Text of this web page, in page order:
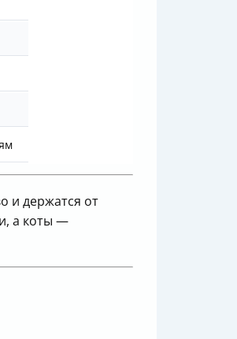
и держатся от
а коты —